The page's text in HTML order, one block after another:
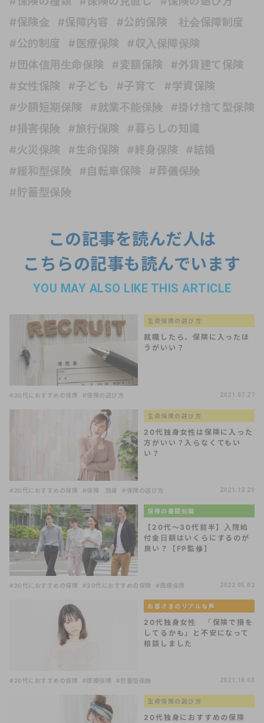
#保険金
#保障内容
#公的保険 社会保障制度
#公的制度
#医療保険
#収入保障保険
#団体信用生命保険
#変額保険
#外貨建て保険
#女性保険
#子ども #子育て
#学資保険
#少額短期保険
#就業不能保険
#掛け捨て型保険
#損害保険
#旅行保険
#暮らしの知識
#火災保険
#生命保険 #終身保険
#結婚
#緩和型保険
#自転車保険
#葬儀保険
#貯蓄型保険
この記事を読んだ人は
こちらの記事も読んでいます
YOU MAY ALSO LIKE THIS ARTICLE
生命保険の選び方
就職したら、保険に入ったほ
うがいい？
#20代におすすめの保険 #保険の選び方 2021.07.27
生命保険の選び方
20代独身女性は保険に入った
方がいい？入らなくてもい
い？
#20代におすすめの保険 #保険 独身 #保険の選び方 2021.12.29
保険の基礎知識
【20代～30代前半】入院給
付金日額はいくらにするのが
良い？【FP監修】
#20代におすすめの保険 #30代におすすめの保険 #医療保険 2022.05.02
お客さまのリアルな声
20代独身女性 「保険で損を
してるかも」と不安になって
相談しました
#20代におすすめの保険 #医療保険 #貯蓄型保険 2021.10.03
生命保険の選び方
20代独身におすすめの保険